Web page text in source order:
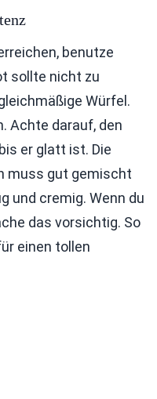
benutze
sollte nicht zu
Würfel.
Achte darauf, den
er glatt ist. Die
muss gut gemischt
und cremig. Wenn du
das vorsichtig. So
einen tollen